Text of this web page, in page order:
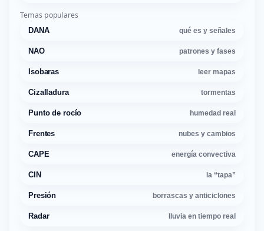
Temas populares
DANA qué es y señales
NAO patrones y fases
Isobaras leer mapas
Cizalladura tormentas
Punto de rocío humedad real
Frentes nubes y cambios
CAPE energía convectiva
CIN la “tapa”
Presión borrascas y anticiclones
Radar lluvia en tiempo real